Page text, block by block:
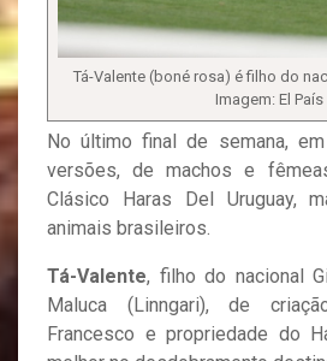
Tá-Valente (boné rosa) é filho do
Imagem: El País
No último final de semana,
versões, de machos e
Clásico Haras Del Uruguay,
animais brasileiros.
Tá-Valente, filho do nacional
Maluca (Linngari), de
Francesco e propriedade do